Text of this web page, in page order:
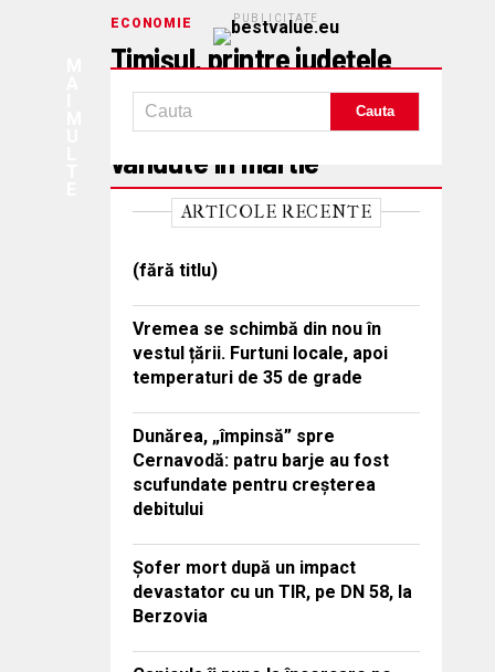
ECONOMIE
Timișul, printre județele
cu cele mai multe
terenuri agricole
vândute în martie
Decean Daniela aprilie 8, 2026
Peste 200 de controale
și amenzi de 300.000 lei,
aplicate de ITM Caraș-
Severin în luna martie
Decean Daniela aprilie 7, 2026
ECONOMIE
Combinatul de la Oțelu
Roșu, readus la viață.
Imagini de pe șantier
Decean Daniela martie 25, 2026
PUBLICITATE
ARTICOLE RECENTE
(fără titlu)
Vremea se schimbă din nou în
vestul țării. Furtuni locale, apoi
temperaturi de 35 de grade
Dunărea, „împinsă” spre
Cernavodă: patru barje au fost
scufundate pentru creșterea
debitului
Șofer mort după un impact
devastator cu un TIR, pe DN 58, la
Berzovia